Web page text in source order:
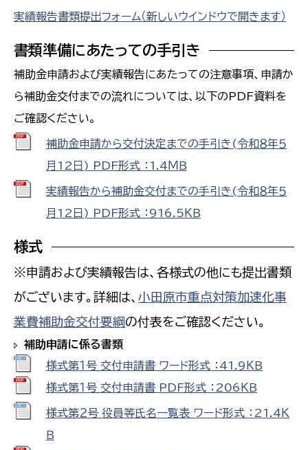
実績報告書類提出フォーム（新しいウインドウで開きます）
書類準備にあたっての手引き
補助金申請および実績報告にあたっての注意事項、申請か
ら補助金交付までの流れについては、以下のPDF資料を
ご確認ください。
補助金申請から交付決定までの手引き(令和８年５
月12日) PDF形式 ：1.4ＭＢ
実績報告から補助金交付までの手引き(令和８年５
月12日) PDF形式 ：916.5ＫＢ
様式
※申請および実績報告は、各様式の他にも提出書類
がございます。詳細は、 小田原市重点対策加速化事
業費補助金交付要綱の付表をご確認ください。
補助申請に係る書類
様式第１号 交付申請書 ワード形式 ：41.9ＫＢ
様式第１号 交付申請書 PDF形式 ：206ＫＢ
様式第２号 役員等氏名一覧表 ワード形式 ：21.4Ｋ
Ｂ